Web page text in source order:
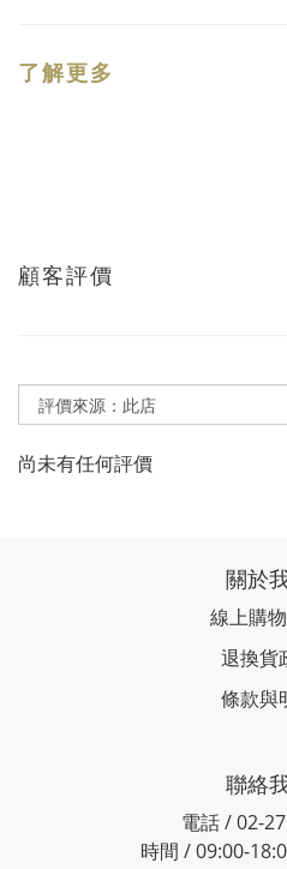
了解更多
顧客評價
尚未有任何評價
關於
線上購
退換貨
條款與
聯絡
電話 / 02-
時間 / 09:00-